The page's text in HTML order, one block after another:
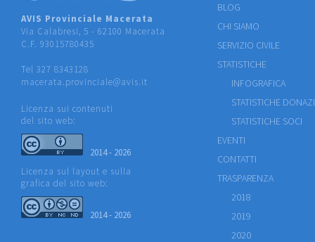
AVIS Provinciale Macerata
Via Calabresi, 5 - 62100 Macerata
C.F. 93015780435
Tel 327 8343128
macerata.provinciale@avis.it
Licenza sui contenuti
del sito web:
2014 - 2026
Licenza sul layout e sulla
grafica del sito web:
2014 - 2026
BLOG
CHI SIAMO
SERVIZIO CIVILE
STATISTICHE
INFOGRAFICA
STATISTICHE
STATISTICHE SOCI
EVENTI
CONTATTI
TRASPARENZA
2018
2019
2020